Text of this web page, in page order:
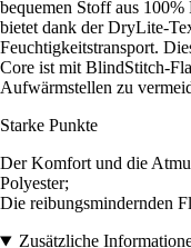
bequemen Stoff aus 100%
bietet dank der DryLite-
Feuchtigkeitstransport.
Core ist mit BlindStitch-
Aufwärmstellen zu
Starke Punkte
Der Komfort und die
Polyester;
Die reibungsmindernden
Zusätzliche